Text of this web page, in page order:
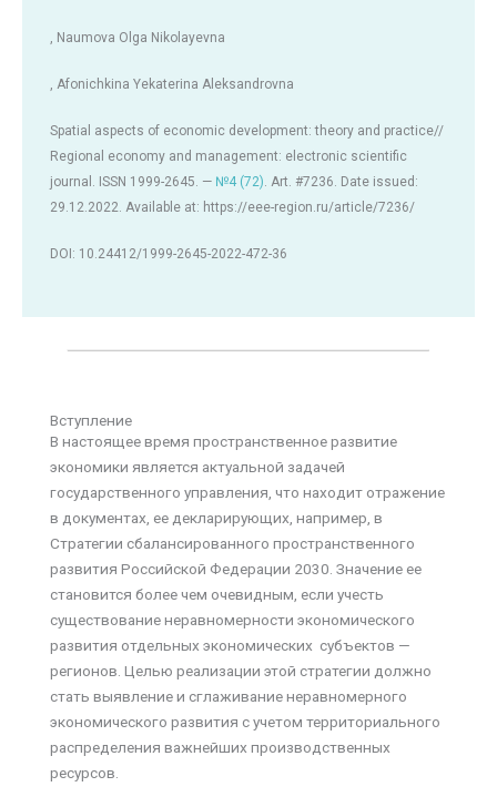
, Naumova Olga Nikolayevna
, Afonichkina Yekaterina Aleksandrovna
Spatial aspects of economic development: theory and practice//
Regional economy and management: electronic scientific
journal. ISSN 1999-2645. — №4 (72). Art. #7236. Date issued:
29.12.2022. Available at: https://eee-region.ru/article/7236/
DOI: 10.24412/1999-2645-2022-472-36
Вступление
В настоящее время пространственное развитие
экономики является актуальной задачей
государственного управления, что находит отражение
в документах, ее декларирующих, например, в
Стратегии сбалансированного пространственного
развития Российской Федерации 2030. Значение ее
становится более чем очевидным, если учесть
существование неравномерности экономического
развития отдельных экономических субъектов —
регионов. Целью реализации этой стратегии должно
стать выявление и сглаживание неравномерного
экономического развития с учетом территориального
распределения важнейших производственных
ресурсов.